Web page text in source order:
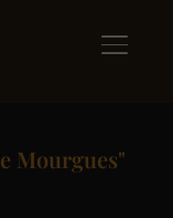
Mourgues"